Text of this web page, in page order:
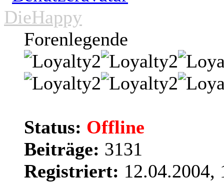
DieHappy
Forenlegende
Status: Offline
Beiträge: 3131
Registriert: 12.04.2004,